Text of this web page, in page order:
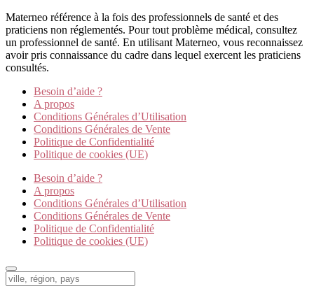
Materneo référence à la fois des professionnels de santé et des
praticiens non réglementés. Pour tout problème médical, consultez
un professionnel de santé. En utilisant Materneo, vous reconnaissez
avoir pris connaissance du cadre dans lequel exercent les praticiens
consultés.
Besoin d’aide ?
A propos
Conditions Générales d’Utilisation
Conditions Générales de Vente
Politique de Confidentialité
Politique de cookies (UE)
Besoin d’aide ?
A propos
Conditions Générales d’Utilisation
Conditions Générales de Vente
Politique de Confidentialité
Politique de cookies (UE)